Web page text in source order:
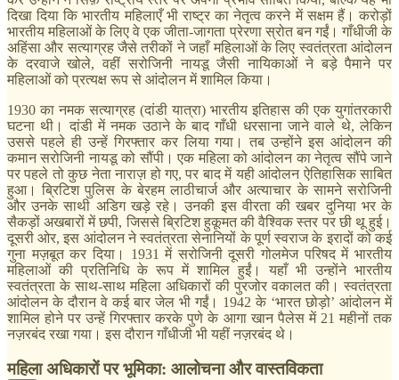
दिखा दिया कि भारतीय महिलाएँ भी राष्ट्र का नेतृत्व करने में सक्षम हैं। करोड़ों
भारतीय महिलाओं के लिए वे एक जीता-जागता प्रेरणा स्रोत बन गईं। गाँधीजी के
अहिंसा और सत्याग्रह जैसे तरीकों ने जहाँ महिलाओं के लिए स्वतंत्रता आंदोलन
के दरवाजे खोले, वहीं सरोजिनी नायडू जैसी नायिकाओं ने बड़े पैमाने पर
महिलाओं को प्रत्यक्ष रूप से आंदोलन में शामिल किया।
1930 का नमक सत्याग्रह (दांडी यात्रा) भारतीय इतिहास की एक युगांतरकारी
घटना थी। दांडी में नमक उठाने के बाद गाँधी धरसाना जाने वाले थे, लेकिन
उससे पहले ही उन्हें गिरफ्तार कर लिया गया। तब उन्होंने इस आंदोलन की
कमान सरोजिनी नायडू को सौंपी। एक महिला को आंदोलन का नेतृत्व सौंपे जाने
पर पहले तो कुछ नेता नाराज़ हो गए, पर बाद में यही आंदोलन ऐतिहासिक साबित
हुआ। ब्रिटिश पुलिस के बेरहम लाठीचार्ज और अत्याचार के सामने सरोजिनी
और उनके साथी अडिग खड़े रहे। उनकी इस वीरता की खबर दुनिया भर के
सैकड़ों अखबारों में छपी, जिससे ब्रिटिश हुकूमत की वैश्विक स्तर पर छी थू हुई।
दूसरी ओर, इस आंदोलन ने स्वतंत्रता सेनानियों के पूर्ण स्वराज के इरादों को कई
गुना मज़बूत कर दिया। 1931 में सरोजिनी दूसरी गोलमेज परिषद में भारतीय
महिलाओं की प्रतिनिधि के रूप में शामिल हुईं। यहाँ भी उन्होंने भारतीय
स्वतंत्रता के साथ-साथ महिला अधिकारों की पुरजोर वकालत की। स्वतंत्रता
आंदोलन के दौरान वे कई बार जेल भी गईं। 1942 के ‘भारत छोड़ो’ आंदोलन में
शामिल होने पर उन्हें गिरफ्तार करके पुणे के आगा खान पैलेस में 21 महीनों तक
नज़रबंद रखा गया। इस दौरान गाँधीजी भी यहीं नज़रबंद थे।
महिला अधिकारों पर भूमिका: आलोचना और वास्तविकता